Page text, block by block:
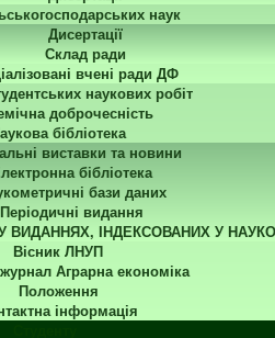
наук
Дисертації
Склад ради
вчені ради ДФ
наукових робіт
доброчесність
бібліотека
виставки та новини
бібліотека
бази даних
Періодичні видання
ІНДЕКСОВАНИХ У
Вісник ЛНУП
Аграрна економіка
Положення
інформація